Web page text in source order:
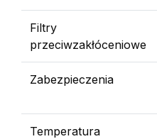
Filtry
przeciwzakłóceniowe
Zabezpieczenia
Temperatura